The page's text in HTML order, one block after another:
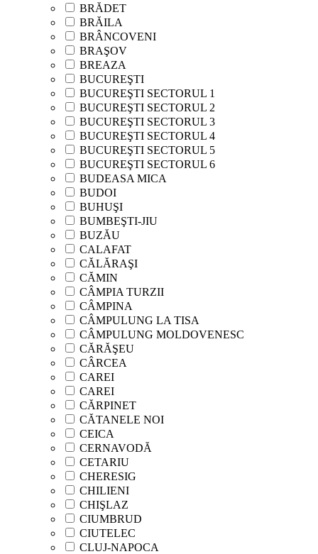
BRĂDET
BRĂILA
BRÂNCOVENI
BRAŞOV
BREAZA
BUCUREŞTI
BUCUREŞTI SECTORUL 1
BUCUREŞTI SECTORUL 2
BUCUREŞTI SECTORUL 3
BUCUREŞTI SECTORUL 4
BUCUREŞTI SECTORUL 5
BUCUREŞTI SECTORUL 6
BUDEASA MICA
BUDOI
BUHUŞI
BUMBEŞTI-JIU
BUZĂU
CALAFAT
CĂLĂRAŞI
CĂMIN
CÂMPIA TURZII
CÂMPINA
CÂMPULUNG LA TISA
CÂMPULUNG MOLDOVENESC
CĂRĂŞEU
CÂRCEA
CAREI
CAREI
CĂRPINET
CĂTANELE NOI
CEICA
CERNAVODĂ
CETARIU
CHERESIG
CHILIENI
CHIŞLAZ
CIUMBRUD
CIUTELEC
CLUJ-NAPOCA